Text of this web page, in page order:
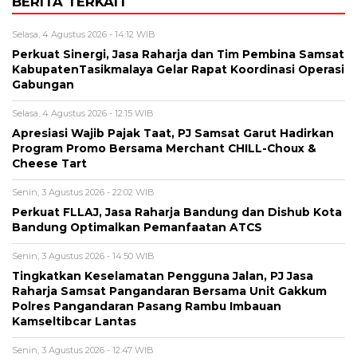
Selasa, 4 Agustus 2026 - 14:12 WIB
Perkuat Sinergi, Jasa Raharja dan Tim Pembina Samsat
KabupatenTasikmalaya Gelar Rapat Koordinasi Operasi
Gabungan
Selasa, 4 Agustus 2026 - 12:15 WIB
Apresiasi Wajib Pajak Taat, PJ Samsat Garut Hadirkan
Program Promo Bersama Merchant CHILL-Choux &
Cheese Tart
Senin, 3 Agustus 2026 - 22:02 WIB
Perkuat FLLAJ, Jasa Raharja Bandung dan Dishub Kota
Bandung Optimalkan Pemanfaatan ATCS
Senin, 3 Agustus 2026 - 14:50 WIB
Tingkatkan Keselamatan Pengguna Jalan, PJ Jasa
Raharja Samsat Pangandaran Bersama Unit Gakkum
Polres Pangandaran Pasang Rambu Imbauan
Kamseltibcar Lantas
Senin, 3 Agustus 2026 - 12:47 WIB